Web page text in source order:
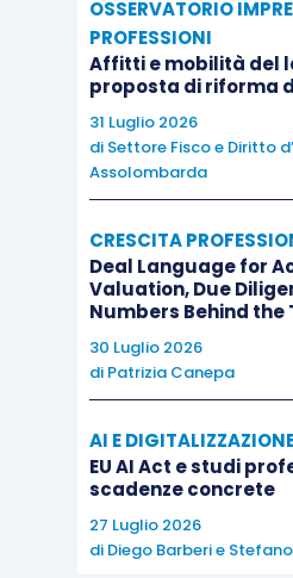
OSSERVATORIO
PROFESSIONI
Affitti e mobilità del
proposta di riforma
31 Luglio 2026
di Settore Fisco e Diritto
Assolombarda
CRESCITA
Deal Language for
Valuation, Due
Numbers Behind
30 Luglio 2026
di Patrizia Canepa
AI E
EU AI Act e studi
scadenze concrete
27 Luglio 2026
di Diego Barberie